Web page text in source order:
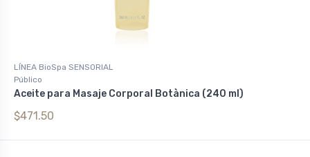
LÍNEA BioSpa SENSORIAL
Público
Aceite para Masaje Corporal Botànica (240 ml)
$471.50